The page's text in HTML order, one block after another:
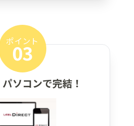
ポイント
03
ソコンで完結！